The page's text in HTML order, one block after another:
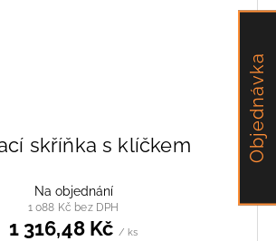
skříňka s klíčkem
Na objednání
1 088 Kč bez DPH
1 316,48 Kč / ks
Objednávka